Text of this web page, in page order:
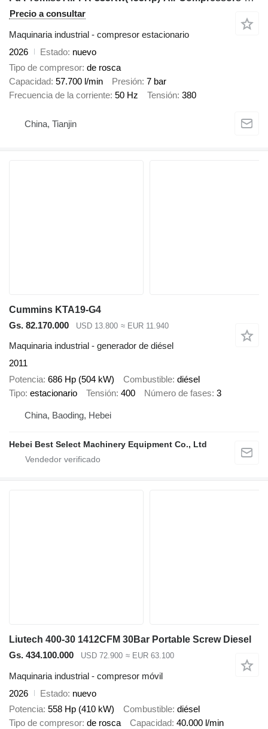
Precio a consultar
Maquinaria industrial - compresor estacionario
2026
Estado nuevo
Tipo de compresor de rosca
Capacidad 57.700 l/min Presión 7 bar
Frecuencia de la corriente 50 Hz Tensión 380
China, Tianjin
Cummins KTA19-G4
Gs. 82.170.000
USD 13.800 ≈ EUR 11.940
Maquinaria industrial - generador de diésel
2011
Potencia 686 Hp (504 kW) Combustible diésel
Tipo estacionario Tensión 400 Número de fases 3
China, Baoding, Hebei
Hebei Best Select Machinery Equipment Co., Ltd
Liutech 400-30 1412CFM 30Bar Portable Screw Diesel
Gs. 434.100.000
USD 72.900 ≈ EUR 63.100
Maquinaria industrial - compresor móvil
2026
Estado nuevo
Potencia 558 Hp (410 kW) Combustible diésel
Tipo de compresor de rosca Capacidad 40.000 l/min